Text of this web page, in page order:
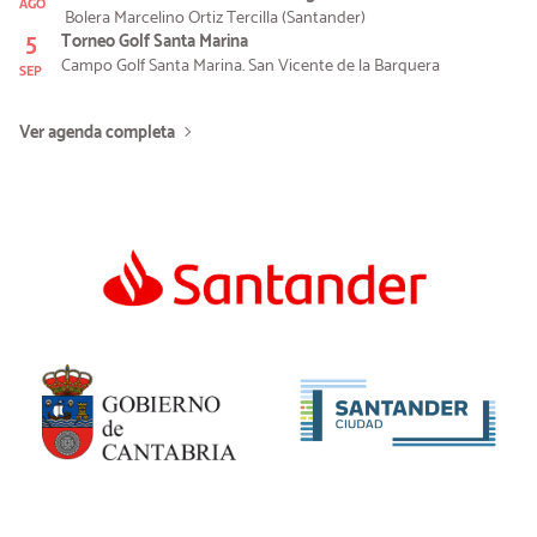
Bolera Marcelino Ortiz Tercilla (Santander)
5
SEP
Torneo Golf Santa Marina
Campo Golf Santa Marina. San Vicente de la Barquera
Ver agenda completa